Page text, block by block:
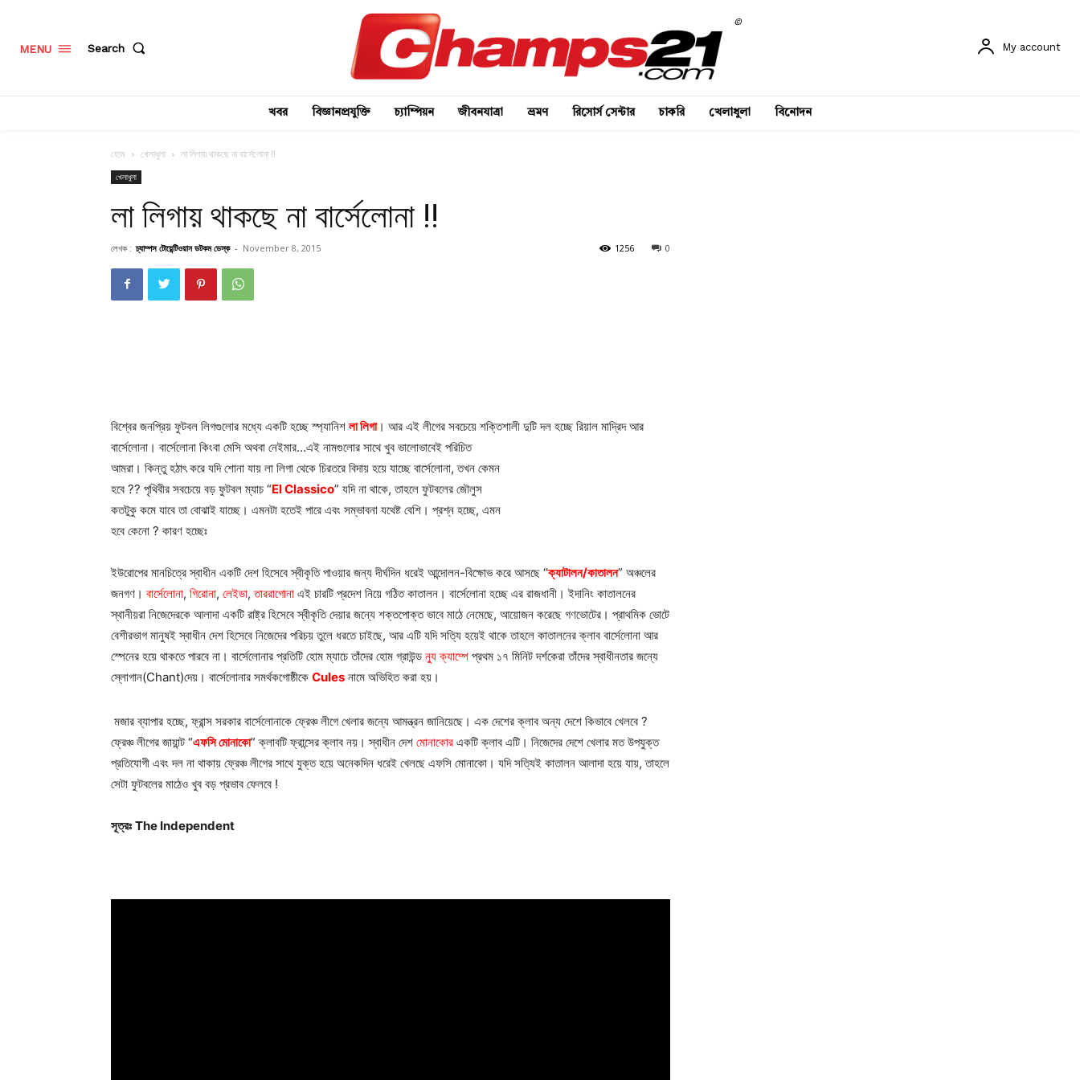
MENU Search
©
My account
খবর বিজ্ঞানপ্রযুক্তি চ্যাম্পিয়ন জীবনযাত্রা ভ্রমণ রিসোর্স সেন্টার চাকরি খেলাধুলা বিনোদন
হোম খেলাধুলা লা লিগায় থাকছে না বার্সেলোনা !!
খেলাধুলা
লা লিগায় থাকছে না বার্সেলোনা !!
লেখক : চ্যাম্পস টোয়েন্টিওয়ান ডটকম ডেস্ক - November 8, 2015 0
1256
বিশ্বের জনপ্রিয় ফুটবল লিগগুলোর মধ্যে একটি হচ্ছে স্প্যানিশ লা লিগা। আর এই লীগের সবচেয়ে শক্তিশালী দুটি দল হচ্ছে রিয়াল মাদ্রিদ আর
বার্সেলোনা। বার্সেলোনা কিংবা মেসি অথবা নেইমার…এই নামগুলোর সাথে খুব ভালোভাবেই পরিচিত
আমরা। কিন্তু হঠাৎ করে যদি শোনা যায় লা লিগা থেকে চিরতরে বিদায় হয়ে যাচ্ছে বার্সেলোনা, তখন কেমন
হবে ?? পৃথিবীর সবচেয়ে বড় ফুটবল ম্যাচ “El Classico” যদি না থাকে, তাহলে ফুটবলের জৌলুস
কতটুকু কমে যাবে তা বোঝাই যাচ্ছে। এমনটা হতেই পারে এবং সম্ভাবনা যথেষ্ট বেশি। প্রশ্ন হচ্ছে, এমন
হবে কেনো ? কারণ হচ্ছেঃ
ইউরোপের মানচিত্রে স্বাধীন একটি দেশ হিসেবে স্বীকৃতি পাওয়ার জন্য দীর্ঘদিন ধরেই আন্দোলন-বিক্ষোভ করে আসছে “ক্যাটালন/কাতালন” অঞ্চলের
জনগণ। বার্সেলোনা, গিরোনা, লেইডা,তাররাগোনা এই চারটি প্রদেশ নিয়ে গঠিত কাতালন। বার্সেলোনা হচ্ছে এর রাজধানী। ইদানিং কাতালনের
স্থানীয়রা নিজেদেরকে আলাদা একটি রাষ্ট্র হিসেবে স্বীকৃতি দেয়ার জন্যে শক্তপোক্ত ভাবে মাঠে নেমেছে, আয়োজন করেছে গণভোটের। প্রাথমিক ভোটে
বেশীরভাগ মানুষই স্বাধীন দেশ হিসেবে নিজেদের পরিচয় তুলে ধরতে চাইছে, আর এটি যদি সত্যি হয়েই থাকে তাহলে কাতালনের ক্লাব বার্সেলোনা আর
স্পেনের হয়ে থাকতে পারবে না। বার্সেলোনার প্রতিটি হোম ম্যাচে তাঁদের হোম গ্রাউন্ড ন্যু ক্যাম্পে প্রথম ১৭ মিনিট দর্শকেরা তাঁদের স্বাধীনতার জন্যে
স্লোগান(Chant)দেয়। বার্সেলোনার সমর্থকগোষ্ঠীকে Cules নামে অভিহিত করা হয়।
মজার ব্যাপার হচ্ছে, ফ্রান্স সরকার বার্সেলোনাকে ফ্রেঞ্চ লীগে খেলার জন্যে আমন্ত্রন জানিয়েছে। এক দেশের ক্লাব অন্য দেশে কিভাবে খেলবে ?
ফ্রেঞ্চ লীগের জায়ান্ট “এফসি মোনাকো” ক্লাবটি ফ্রান্সের ক্লাব নয়। স্বাধীন দেশ মোনাকোর একটি ক্লাব এটি। নিজেদের দেশে খেলার মত উপযুক্ত
প্রতিযোগী এবং দল না থাকায় ফ্রেঞ্চ লীগের সাথে যুক্ত হয়ে অনেকদিন ধরেই খেলছে এফসি মোনাকো। যদি সত্যিই কাতালন আলাদা হয়ে যায়, তাহলে
সেটা ফুটবলের মাঠেও খুব বড় প্রভাব ফেলবে !
সূত্রঃ The Independent